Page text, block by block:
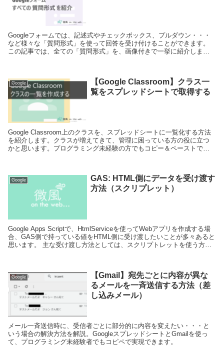
Googleフォームでは、記述式やチェックボックス、プルダウン・・・
など様々な「質問形式」を使って回答を受け付けることができます。
この記事では、全ての「質問形式」を、画像付きで一挙に紹介しま
Google
【Google Classroom】クラス一
覧をスプレッドシートで取得する
Google Classroom上のクラスを、スプレッドシートに一覧化する方法
を紹介します。クラスが増えてきて、管理に困っている方の役に立つ
かと思います。プログラミング未経験の方でもコピー＆ペーストでき
Google
GAS: HTML側にデータを受け渡す
方法（スクリプレット）
Google Apps Scriptで、HtmlServiceを使ってWebアプリを作成する場
合、GAS側で持っている値をHTML側に受け渡したいことが多々あると
思います。 主な受け渡し方法としては、スクリプトレットを使う方法
Google
【Gmail】宛先ごとに内容が異な
るメールを一斉送信する方法（差
し込みメール）
メール一斉送信時に、受信者ごとに部分的に内容を変えたい・・・と
いう場合の解決方法を解説。GoogleスプレッドシートとGmailを使っ
て、プログラミング未経験者でもコピペで実現できます。